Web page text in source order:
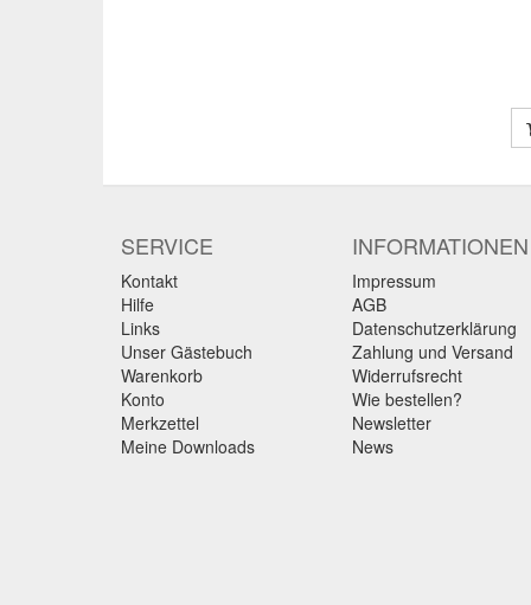
SERVICE
Kontakt
Hilfe
Links
Unser Gästebuch
Warenkorb
Konto
Merkzettel
Meine Downloads
INFORMATIONEN
Impressum
AGB
Datenschutzerklärung
Zahlung und Versand
Widerrufsrecht
Wie bestellen?
Newsletter
News